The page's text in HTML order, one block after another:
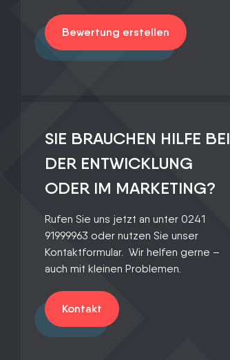
Bewertung erstellen
SIE BRAUCHEN HILFE BEI
DER ENTWICKLUNG
ODER IM MARKETING?
Rufen Sie uns jetzt an unter 0241
91999963 oder nutzen Sie unser
Kontaktformular. Wir helfen gerne –
auch mit kleinen Problemen.
Kontakt